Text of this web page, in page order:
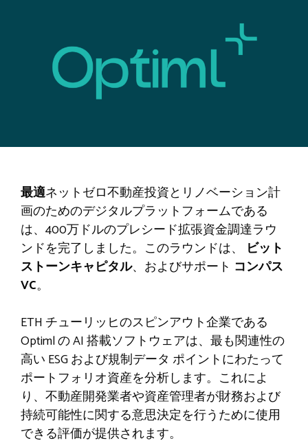
最適ネットゼロ不動産投資とリノベーション計
画のためのデジタルプラットフォームである
は、400万ドルのプレシード拡張資金調達ラウ
ンドを完了しました。このラウンドは、 ビット
ストーンキャピタル、およびサポート コンパス
VC。
ETH チューリッヒのスピンアウト企業である
Optiml の AI 搭載ソフトウェアは、最も関連性の
高い ESG および規制データ ポイントにわたって
ポートフォリオ資産を分析します。これによ
り、不動産開発業者や資産管理者が財務および
持続可能性に関する意思決定を行うために使用
できる評価が提供されます。